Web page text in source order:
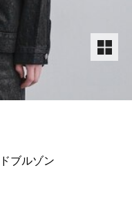
ブルゾン